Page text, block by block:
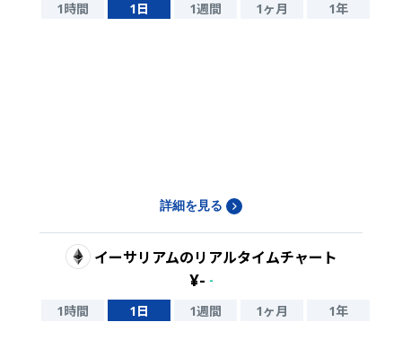
1時間 1日 1週間 1ヶ月 1年
詳細を見る
イーサリアムのリアルタイムチャート
¥- -
1時間 1日 1週間 1ヶ月 1年